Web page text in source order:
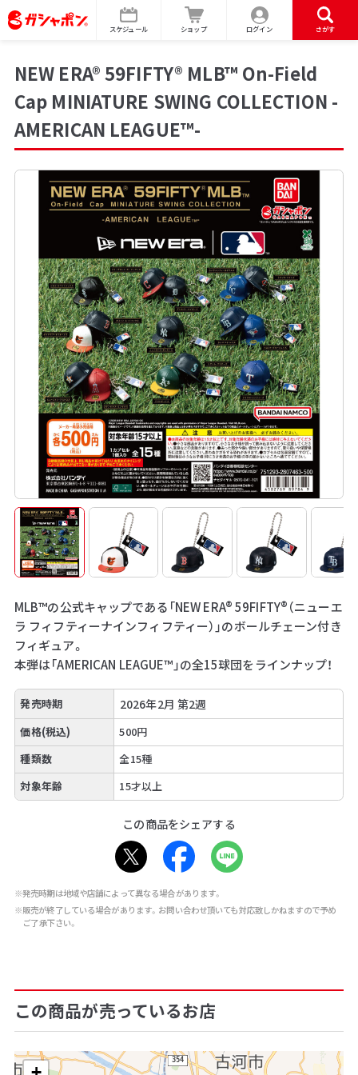
スケジュール ショップ ログイン さがす
NEW ERA® 59FIFTY® MLB™ On-Field
Cap MINIATURE SWING COLLECTION -
AMERICAN LEAGUE™-
MLB™の公式キャップである「NEW ERA® 59FIFTY®（ニューエ
ラ フィフティーナインフィフティー）」のボールチェーン付き
フィギュア。
本弾は「AMERICAN LEAGUE™」の全15球団をラインナップ！
発売時期 2026年2月 第2週
価格(税込)
500円
種類数
全15種
対象年齢
15才以上
この商品をシェアする
※発売時期は地域や店舗によって異なる場合があります。
※販売が終了している場合があります。お問い合わせ頂いても対応致しかねますので予め
ご了承下さい。
この商品が売っているお店